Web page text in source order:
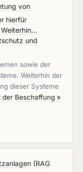
von
hierfür
und
sowie der
Weiterhin der
dieser Systeme
der Beschaffung »
(RAG